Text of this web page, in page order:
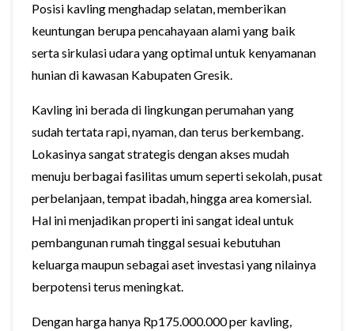
Posisi kavling menghadap selatan, memberikan
keuntungan berupa pencahayaan alami yang baik
serta sirkulasi udara yang optimal untuk kenyamanan
hunian di kawasan KabupatenGresik.
Kavling ini berada di lingkungan perumahan yang
sudah tertata rapi, nyaman, dan terus berkembang.
Lokasinya sangat strategis dengan akses mudah
menuju berbagai fasilitas umum seperti sekolah, pusat
perbelanjaan, tempat ibadah, hingga area komersial.
Hal ini menjadikan properti ini sangat ideal untuk
pembangunan rumah tinggal sesuai kebutuhan
keluarga maupun sebagai aset investasi yang nilainya
berpotensi terus meningkat.
Dengan harga hanya Rp175.000.000 per kavling,